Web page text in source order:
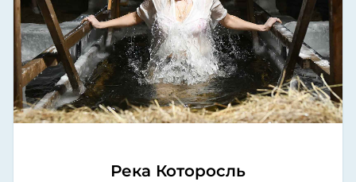
Река Которосль